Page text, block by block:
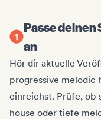
Passe deinen
an
Hör dir aktuelle
progressive melodic
einreichst. Prüfe, ob
house oder tiefe